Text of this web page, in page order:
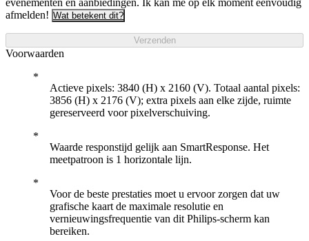
afmelden! Wat betekent dit?
Verzenden
Voorwaarden
Actieve pixels: 3840 (H) x 2160 (V). Totaal aantal pixels:
3856 (H) x 2176 (V); extra pixels aan elke zijde, ruimte
gereserveerd voor pixelverschuiving.
Waarde responstijd gelijk aan SmartResponse. Het
meetpatroon is 1 horizontale lijn.
Voor de beste prestaties moet u ervoor zorgen dat uw
grafische kaart de maximale resolutie en
vernieuwingsfrequentie van dit Philips-scherm kan
bereiken.